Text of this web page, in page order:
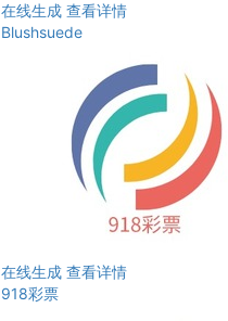
在线生成 查看详情
Blushsuede
在线生成 查看详情
918彩票